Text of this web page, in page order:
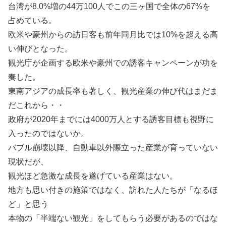
台湾が8.0%増の44万100人でこの三ヶ国で全体の67%を
占めている。
欧米や豪州からの訪日客も前年同月比では10%を超える高
い伸びとなった。
観光庁が企画する欧米や豪州での誘客キャンペーンが功を
奏した。
東南アジアの成長率も著しく、観光産業の伸び代はまだま
だこれから・・
政府が2020年までには4000万人とする誘客目標も視野に
入ったのではないか。
バブル崩壊以降、自動車以外際立った産業が育っていない
現状だが、
観光ほど急激な成長を遂げている産業はない。
地方も思い付きの施策ではなく、訪れた人たちが「なるほ
ど」と思う
本物の「半端ない観光」をしてもらう必要があるのではな